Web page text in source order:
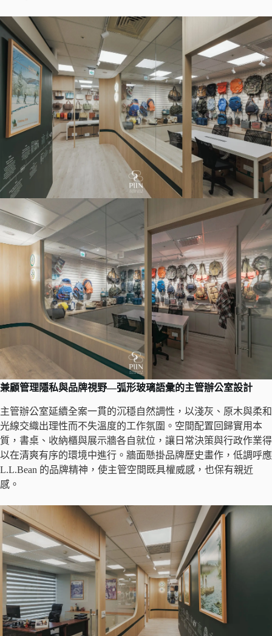
兼顧管理隱私與品牌視野—弧形玻璃語彙的主管辦公室設計
主管辦公室延續全案一貫的沉穩自然調性，以淺灰、原木與柔和
光線交織出理性而不失溫度的工作氛圍。空間配置回歸實用本
質，書桌、收納櫃與展示牆各自就位，讓日常決策與行政作業得
以在清爽有序的環境中進行。牆面懸掛品牌歷史畫作，低調呼應
L.L.Bean 的品牌精神，使主管空間既具權威感，也保有親近
感。